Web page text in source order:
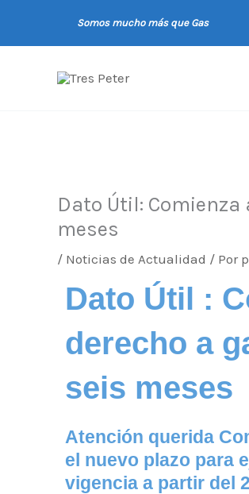
Somos mucho más que Gas
Dato Útil:
meses
/ Noticias de Actualidad / Por
Dato Útil :
derecho a
seis meses
Atención querida
el nuevo plazo para
vigencia a partir del